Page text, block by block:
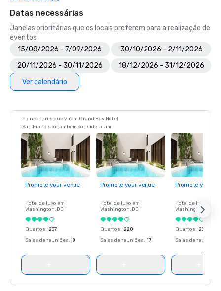
Datas necessárias
Janelas prioritárias que os locais preferem para a realização de
eventos
15/08/2026 - 7/09/2026
30/10/2026 - 2/11/2026
20/11/2026 - 30/11/2026
18/12/2026 - 31/12/2026
Ver calendário
Planeadores que viram Grand Bay Hotel
San Francisco também consideraram
Promote your venue
Hotel de luxo em
Washington, DC
Quartos: 237
Salas de reuniões: 8
Promote your venue
Hotel de luxo em
Washington, DC
Quartos: 220
Salas de reuniões: 17
Promote your
Hotel de luxo em
Washington
Quartos: 237
Salas de reuniões